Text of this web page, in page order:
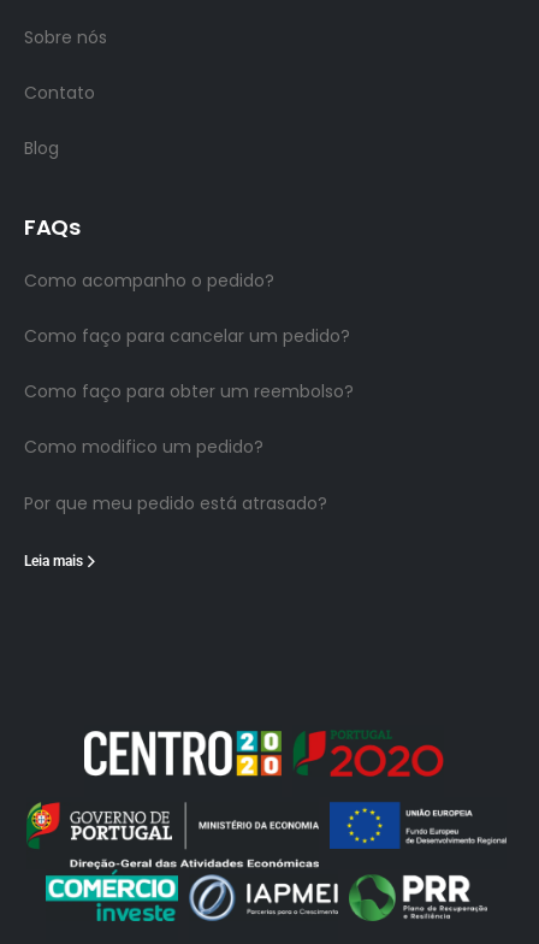
Sobre nós
Contato
Blog
FAQs
Como acompanho o pedido?
Como faço para cancelar um pedido?
Como faço para obter um reembolso?
Como modifico um pedido?
Por que meu pedido está atrasado?
Leia mais